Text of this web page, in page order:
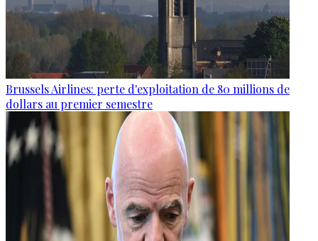
Brussels Airlines: perte d'exploitation de 80 millions de
dollars au premier semestre